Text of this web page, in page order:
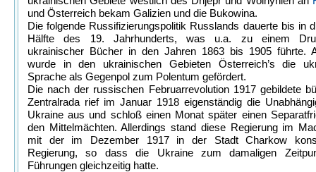
und Österreich bekam Galizien und die Bukowina.
Die folgende Russifizierungspolitik Russlands dauerte bis in
Hälfte des 19. Jahrhunderts, was u.a. zu einem
ukrainischer Bücher in den Jahren 1863 bis 1905 führte.
wurde in den ukrainischen Gebieten Österreich’s die
Sprache als Gegenpol zum Polentum gefördert.
Die nach der russischen Februarrevolution 1917 gebildete
Zentralrada rief im Januar 1918 eigenständig die
Ukraine aus und schloß einen Monat später einen
den Mittelmächten. Allerdings stand diese Regierung im
mit der im Dezember 1917 in der Stadt Charkow
Regierung, so dass die Ukraine zum damaligen
Führungen gleichzeitig hatte.